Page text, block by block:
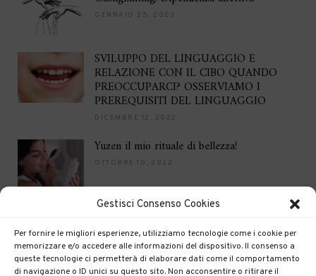
Gestisci Consenso Cookies
Per fornire le migliori esperienze, utilizziamo tecnologie come i cookie per
memorizzare e/o accedere alle informazioni del dispositivo. Il consenso a
queste tecnologie ci permetterà di elaborare dati come il comportamento
di navigazione o ID unici su questo sito. Non acconsentire o ritirare il
GENNAIO 25, 2023
SVILUPPO DEL LINGUAGGIO E
RELAZIONE CON IL CIBO QUANDO
PREOCCUPARCI? OSSERVIAMO I
PREREQUISITI DEL LINGUAGGIO
DICEMBRE 12, 2022
Yuzen il mio rituale di bellezza!
OTTOBRE 10, 2022
DICEMBRE 16, 2021